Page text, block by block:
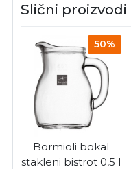
Slični proizvodi
50%
Bormioli bokal
stakleni bistrot 0,5 l